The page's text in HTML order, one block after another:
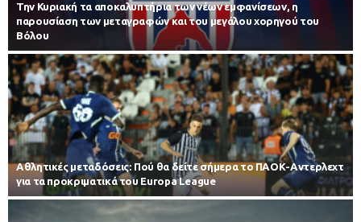
Την Κυριακή τα αποκαλυπτήρια των νέων εμφανίσεων, η
παρουσίαση των μεταγραφών και του μεγάλου χορηγού του
Βόλου
Αθλητικές μεταδόσεις: Πού θα δείτε σήμερα το ΠΑΟΚ-Αντερλεχτ
για τα προκριματικά του Europa League